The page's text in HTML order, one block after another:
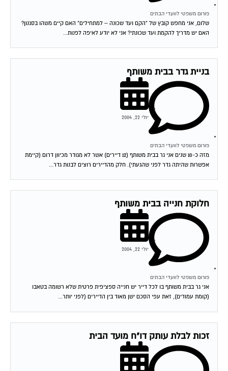
פורום משפטי לוועדי הבתים
שלום, אני מחפש קובץ של "הקם ועד שכונה – למתחילים" האם קיים משהו בסגנון?
האם יש מדריך להקמת ועד שכונתי? אני לא יודע לאיפה לפנות...
בניית גדר בבית משותף
פורום משפטי לוועדי הבתים
יולי 22, 2004
מזה כ-10 שנים אני גר בבית משותף (12 דיירים) אשר לא מגודר מכיוון דרום (קיימת
אפשרות שהיתה גדר לפני שהגעתי). חלק מהדיירים רוצים לבנות גדר...
חלוקת חנייה בבית משותף
פורום משפטי לוועדי הבתים
יולי 22, 2004
אני גר בבית משותף בו לכל דייר יש חנייה ספציפית פרטית שלא רשומה בטאבו
(קומת עמודים), זאת עפי הסכם ישן מאוד בין הדיירים (לפני יותר...
זכות לבלת עותק דו"ח מועד הבית